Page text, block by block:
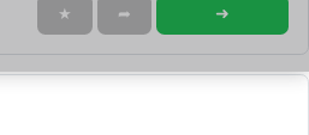
★ ➦ ➜